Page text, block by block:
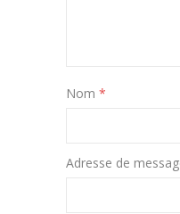
Nom *
Adresse de